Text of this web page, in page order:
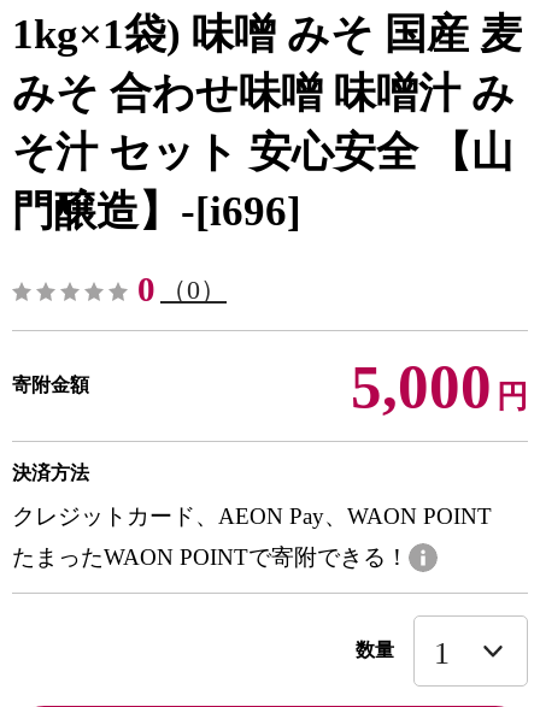
1kg×1袋) 味噌 みそ 国産 麦
みそ 合わせ味噌 味噌汁 み
そ汁 セット 安心安全 【山
門醸造】-[i696]
0 （0）
寄附金額 5,000 円
決済方法
クレジットカード、AEON Pay、WAON POINT
たまったWAON POINTで寄附できる！
数量